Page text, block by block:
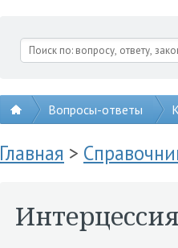
Вопросы-ответы
Главная >